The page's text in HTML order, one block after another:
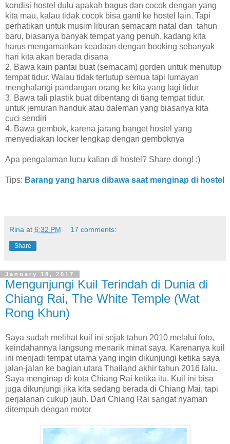
kondisi hostel dulu apakah bagus dan cocok dengan yang
kita mau, kalau tidak cocok bisa ganti ke hostel lain. Tapi
perhatikan untuk musim liburan semacam natal dan tahun
baru, biasanya banyak tempat yang penuh, kadang kita
harus mengamankan keadaan dengan booking sebanyak
hari kita akan berada disana
2. Bawa kain pantai buat (semacam) gorden untuk menutup
tempat tidur. Walau tidak tertutup semua tapi lumayan
menghalangi pandangan orang ke kita yang lagi tidur
3. Bawa tali plastik buat dibentang di tiang tempat tidur,
untuk jemuran handuk atau daleman yang biasanya kita
cuci sendiri
4. Bawa gembok, karena jarang banget hostel yang
menyediakan locker lengkap dengan gemboknya
Apa pengalaman lucu kalian di hostel? Share dong! ;)
Tips: Barang yang harus dibawa saat menginap di hostel
Rina at 6:32 PM 17 comments:
Share
January 18, 2017
Mengunjungi Kuil Terindah di Dunia di
Chiang Rai, The White Temple (Wat
Rong Khun)
Saya sudah melihat kuil ini sejak tahun 2010 melalui foto,
keindahannya langsung menarik minat saya. Karenanya kuil
ini menjadi tempat utama yang ingin dikunjungi ketika saya
jalan-jalan ke bagian utara Thailand akhir tahun 2016 lalu.
Saya menginap di kota Chiang Rai ketika itu. Kuil ini bisa
juga dikunjungi jika kita sedang berada di Chiang Mai, tapi
perjalanan cukup jauh. Dari Chiang Rai sangat nyaman
ditempuh dengan motor